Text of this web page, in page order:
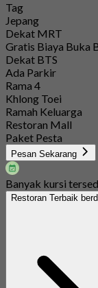
Tag
Jepang
Dekat MRT
Gratis Biaya Buka
Dekat BTS
Ada Parkir
Rama 4
Khlong Toei
Ramah Keluarga
Restoran Mall
Paket Pesta
Pesan Sekarang
Banyak kursi
Restoran Terbaik